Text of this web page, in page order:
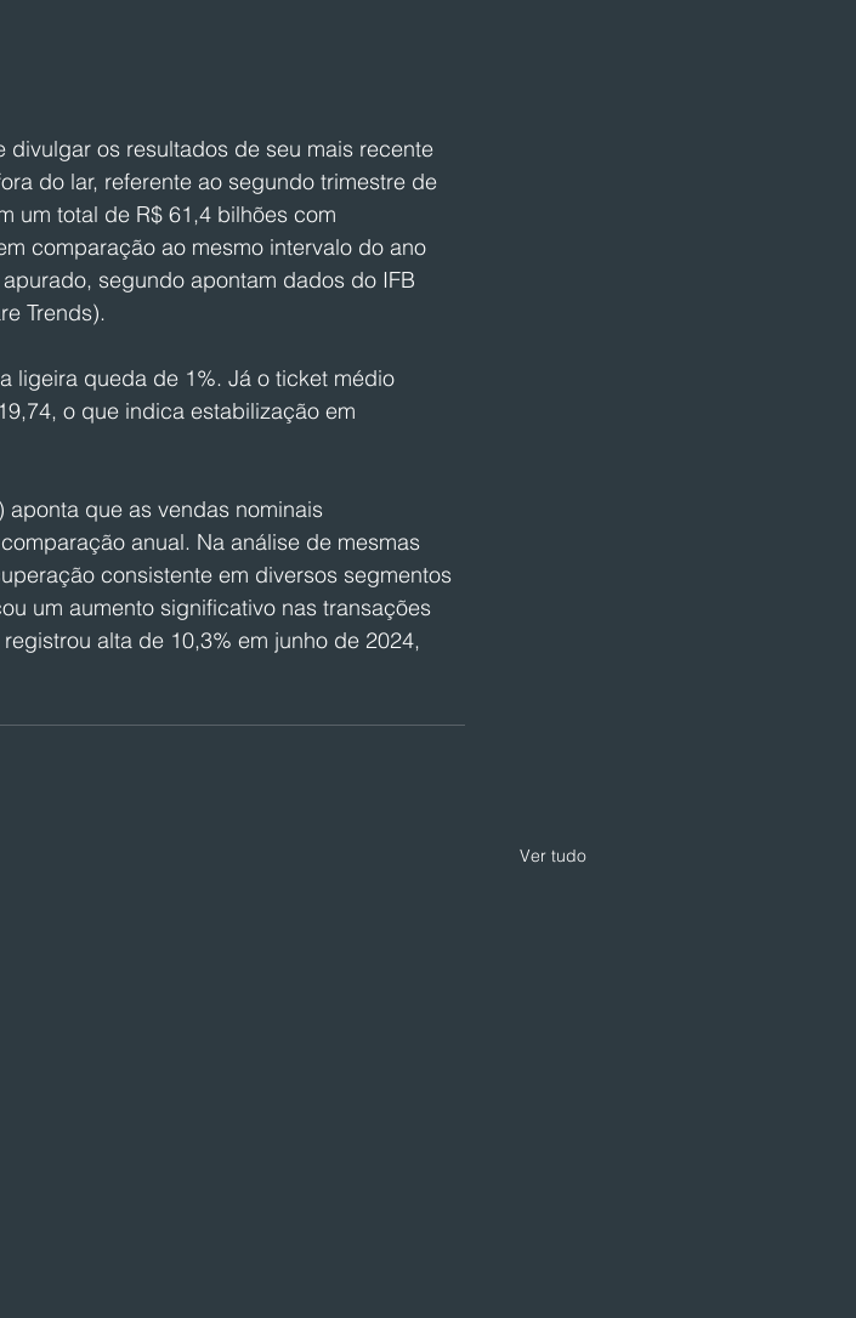
os resultados de seu mais recente
do lar, referente ao segundo trimestre de
um total de R$ 61,4 bilhões com
comparação ao mesmo intervalo do ano
segundo apontam dados do IFB
Trends).
ligeira queda de 1%. Já o ticket médio
o que indica estabilização em
aponta que as vendas nominais
anual. Na análise de mesmas
consistente em diversos segmentos
um aumento significativo nas transações
alta de 10,3% em junho de 2024,
Ver tudo